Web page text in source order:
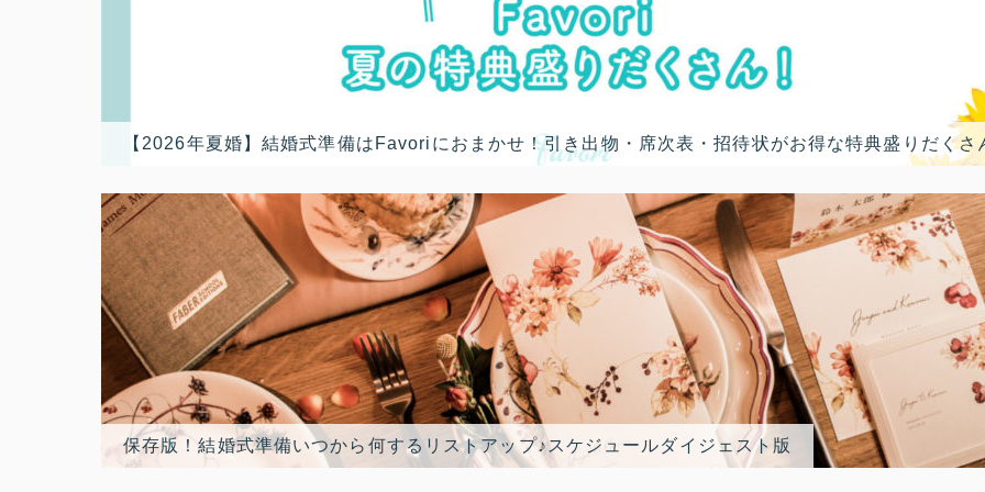
【2026年夏婚】結婚式準備はFavoriにおまかせ！引き出物・席次表・招待状がお得な特典盛りだくさ
保存版！結婚式準備いつから何するリストアップ♪スケジュールダイジェスト版